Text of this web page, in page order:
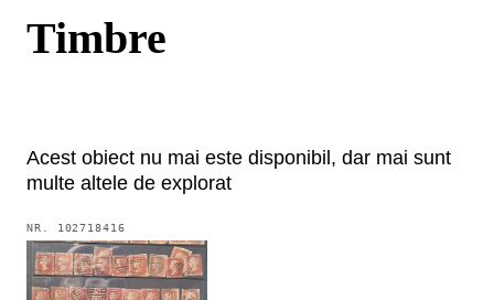
Timbre
Acest obiect nu mai este disponibil, dar mai sunt
multe altele de explorat
NR. 102718416